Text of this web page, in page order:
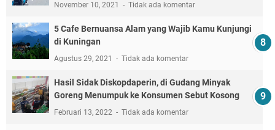
November 10, 2021 Tidak ada komentar
5 Cafe Bernuansa Alam yang Wajib Kamu Kunjungi
di Kuningan
Agustus 29, 2021 Tidak ada komentar
Hasil Sidak Diskopdaperin, di Gudang Minyak
Goreng Menumpuk ke Konsumen Sebut Kosong
Februari 13, 2022 Tidak ada komentar